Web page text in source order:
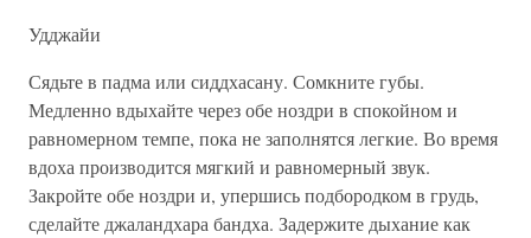
Удджайи
Сядьте в падма или сиддхасану. Сомкните губы.
Медленно вдыхайте через обе ноздри в спокойном и
равномерном темпе, пока не заполнятся легкие. Во время
вдоха производится мягкий и равномерный звук.
Закройте обе ноздри и, упершись подбородком в грудь,
сделайте джаландхара бандха. Задержите дыхание как